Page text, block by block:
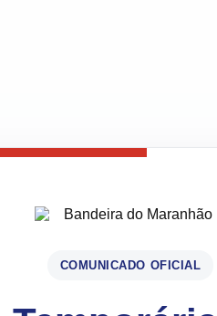
COMUNICADO OFICIAL